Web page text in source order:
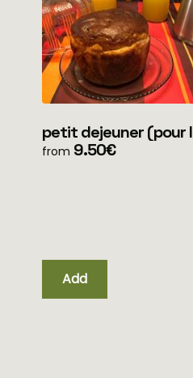
petit dejeuner (pour les
clients en mobile home
from 9.50€
Add